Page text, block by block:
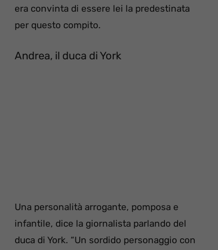
era convinta di essere lei la predestinata
per questo compito.
Andrea, il duca di York
Una personalità arrogante, pomposa e
infantile, dice la giornalista parlando del
duca di York. “Un sordido personaggio con